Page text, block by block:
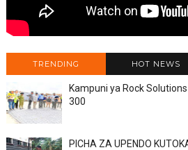
TRENDING HOT NEWS
Kampuni ya Rock
300
PICHA ZA UPENDO